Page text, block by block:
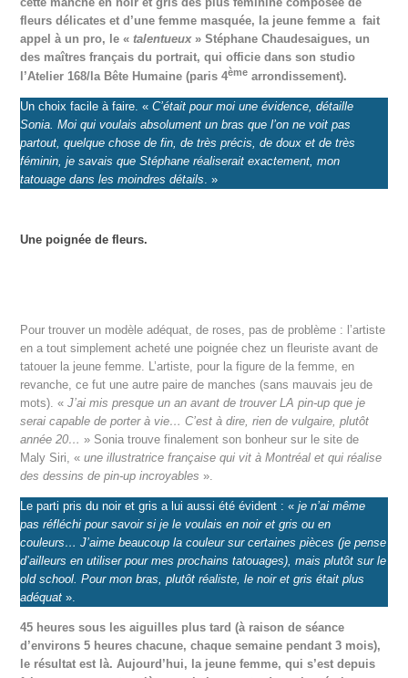
fleurs délicates et d’une femme masquée, la jeune femme a fait
appel à un pro, le «talentueux» Stéphane Chaudesaigues, un
des maîtres français du portrait, qui officie dans son studio
l’Atelier 168/la Bête Humaine (paris 4ème arrondissement).
Un choix facile à faire. «C’était pour moi une évidence, détaille
Sonia. Moi qui voulais absolument un bras que l’on ne voit pas
partout, quelque chose de fin, de très précis, de doux et de très
féminin, je savais que Stéphane réaliserait exactement, mon
tatouage dans les moindres détails. »
Une poignée de fleurs.
Pour trouver un modèle adéquat, de roses, pas de problème : l’artiste
en a tout simplement acheté une poignée chez un fleuriste avant de
tatouer la jeune femme. L’artiste, pour la figure de la femme, en
revanche, ce fut une autre paire de manches (sans mauvais jeu de
mots). «J’ai mis presque un an avant de trouver LA pin-up que je
serai capable de porter à vie… C’est à dire, rien de vulgaire, plutôt
année 20…» Sonia trouve finalement son bonheur sur le site de
Maly Siri, «une illustratrice française qui vit à Montréal et qui réalise
des dessins de pin-up incroyables».
Le parti pris du noir et gris a lui aussi été évident : «je n’ai même
pas réfléchi pour savoir si je le voulais en noir et gris ou en
couleurs… J’aime beaucoup la couleur sur certaines pièces (je pense
d’ailleurs en utiliser pour mes prochains tatouages), mais plutôt sur le
old school. Pour mon bras, plutôt réaliste, le noir et gris était plus
adéquat ».
45 heures sous les aiguilles plus tard (à raison de séance
d’environs 5 heures chacune, chaque semaine pendant 3 mois),
le résultat est là. Aujourd’hui, la jeune femme, qui s’est depuis